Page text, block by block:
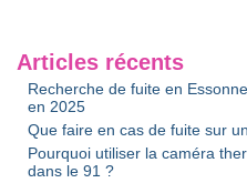
rArticles récents
Recherche de fuite en
en 2025
Que faire en cas de fuite sur
Pourquoi utiliser la caméra
dans le 91 ?